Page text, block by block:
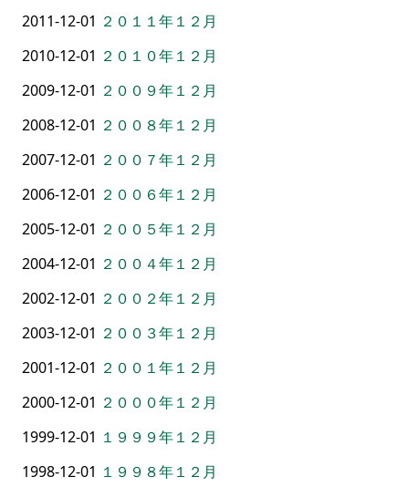
2011-12-01 ２０１１年１２月
2010-12-01 ２０１０年１２月
2009-12-01 ２００９年１２月
2008-12-01 ２００８年１２月
2007-12-01 ２００７年１２月
2006-12-01 ２００６年１２月
2005-12-01 ２００５年１２月
2004-12-01 ２００４年１２月
2002-12-01 ２００２年１２月
2003-12-01 ２００３年１２月
2001-12-01 ２００１年１２月
2000-12-01 ２０００年１２月
1999-12-01 １９９９年１２月
1998-12-01 １９９８年１２月